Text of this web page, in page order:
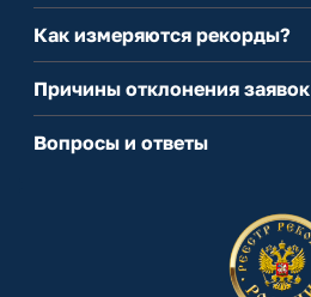
Как измеряются рекорды?
Причины отклонения заявок
Вопросы и ответы